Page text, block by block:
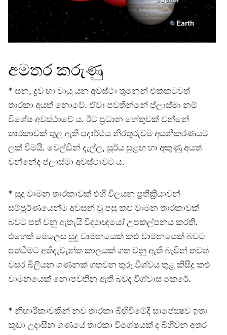
අමතර කරුණු
* ඝන, ද්‍රව හා වායු යන අවස්ථා තුනෙන් එකකටවත්
තාරකා අයත් නොවේ. ඒවා පවතින්නේ ප්ලාස්මා නම්
විශේෂ අවස්ථාවේ ය. ඊට ප්‍රධාන හේතුවක් වන්නේ
තාරකාවක් තුළ ඇති පදාර්ථය නිරතුරුවම අයනීකරණයට
ලක් වීමයි. වෙල්ඩින් දැල්ල, සූර්ය සුළඟ හා අකුණු අයත්
වන්නේද ප්ලාස්මා අවස්ථාවට ය.
* සුදු වාමන තාරකාවක් එහි විලයන ප්‍රතික්‍රියාවන්
සම්පූර්ණයෙන්ම අවසන් වූ පසු කළු වාමන තාරකාවක්
බවට පත් වනු ඇතැයි විද්‍යාඥයෝ උපකල්පනය කරති.
එහෙත් මෙලෙස සුදු වාමනයෙක් කළු වාමනයෙක් බවට
පත්වීමට අතිදැවැන්ත කාලයක් ගත වනු ඇති බැවින් තවත්
වසර බිලියන ගණනක් ගතවන තුරු විශ්වය තුළ කිසිදු කළු
වාමනයෙක් නොපවතිනු ඇති බවද විශ්වාස කෙරේ.
* නිහාරිකාවකින් නව තාරකා බිහිවීමේදී සාපේක්‍ෂව ඉතා
කුඩා උදාසීන ගණයේ තාරකා විශේෂයක් ද බිහිවන අතර